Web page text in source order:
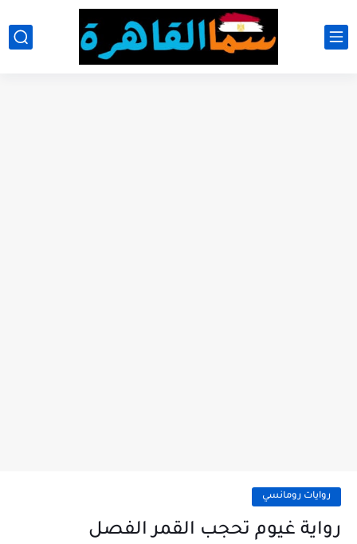
روايات رومانسي
رواية غيوم تحجب القمر الفصل